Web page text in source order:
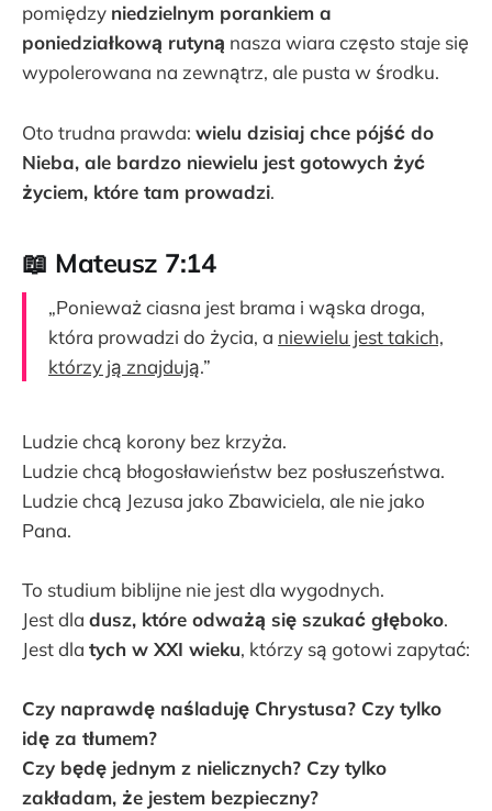
pomiędzy niedzielnym porankiem a
poniedziałkową rutyną nasza wiara często staje się
wypolerowana na zewnątrz, ale pusta w środku.
Oto trudna prawda: wielu dzisiaj chce pójść do
Nieba, ale bardzo niewielu jest gotowych żyć
życiem, które tam prowadzi.
📖 Mateusz 7:14
„Ponieważ ciasna jest brama i wąska droga,
która prowadzi do życia, a niewielu jest takich,
którzy ją znajdują.”
Ludzie chcą korony bez krzyża.
Ludzie chcą błogosławieństw bez posłuszeństwa.
Ludzie chcą Jezusa jako Zbawiciela, ale nie jako
Pana.
To studium biblijne nie jest dla wygodnych.
Jest dla dusz, które odważą się szukać głęboko.
Jest dla tych w XXI wieku, którzy są gotowi zapytać:
Czy naprawdę naśladuję Chrystusa? Czy tylko
idę za tłumem?
Czy będę jednym z nielicznych? Czy tylko
zakładam, że jestem bezpieczny?